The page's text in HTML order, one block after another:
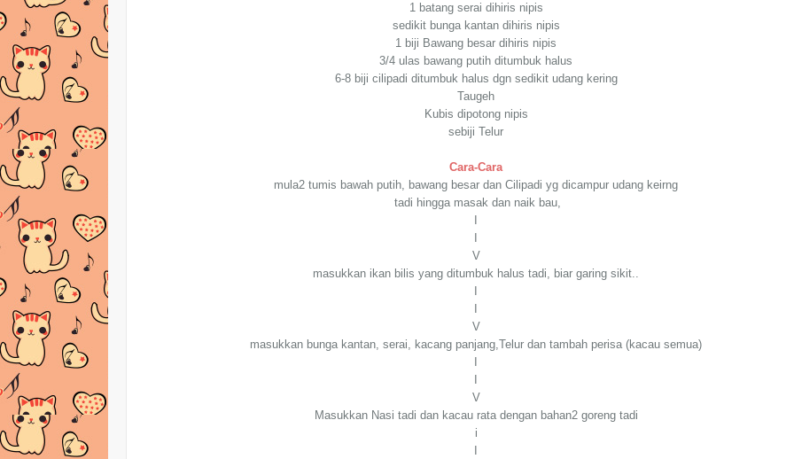
1 batang serai dihiris nipis
sedikit bunga kantan dihiris nipis
1 biji Bawang besar dihiris nipis
3/4 ulas bawang putih ditumbuk halus
6-8 biji cilipadi ditumbuk halus dgn sedikit udang kering
Taugeh
Kubis dipotong nipis
sebiji Telur
Cara-Cara
mula2 tumis bawah putih, bawang besar dan Cilipadi yg dicampur udang keirng
tadi hingga masak dan naik bau,
V
masukkan ikan bilis yang ditumbuk halus tadi, biar garing sikit..
V
masukkan bunga kantan, serai, kacang panjang,Telur dan tambah perisa (kacau semua)
V
Masukkan Nasi tadi dan kacau rata dengan bahan2 goreng tadi
i